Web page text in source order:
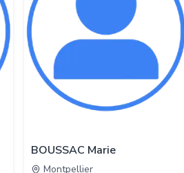
BOUSSAC Marie
Montpellier